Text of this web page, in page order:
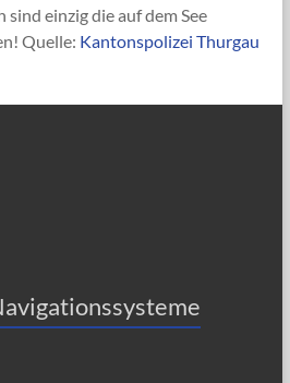
einzig die auf dem See
Quelle: Kantonspolizei Thurgau